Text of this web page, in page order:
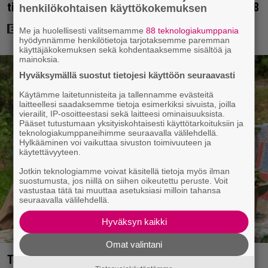
tietokonegrafiikkaa? Sellainen tehtiin vuonna 1998
Tänään tv:ssä: Koskettava kotimainen elokuva
henkilökohtaisen käyttökokemuksen
Me ja huolellisesti valitsemamme88 teknologiakumppania
hyödynnämme henkilötietoja tarjotaksemme paremman
käyttäjäkokemuksen sekä kohdentaaksemme sisältöä ja
mainoksia.
Hyväksymällä suostut tietojesi käyttöön seuraavasti
Käytämme laitetunnisteita ja tallennamme evästeitä
laitteellesi saadaksemme tietoja esimerkiksi sivuista, joilla
vierailit, IP-osoitteestasi sekä laitteesi ominaisuuksista.
Pääset tutustumaan yksityiskohtaisesti käyttötarkoituksiin ja
teknologiakumppaneihimme seuraavalla välilehdellä.
Hylkääminen voi vaikuttaa sivuston toimivuuteen ja
käytettävyyteen.
Jotkin teknologiamme voivat käsitellä tietoja myös ilman
suostumusta, jos niillä on siihen oikeutettu peruste. Voit
vastustaa tätä tai muuttaa asetuksiasi milloin tahansa
seuraavalla välilehdellä.
Hyväksyn kaikki
Omat valintani